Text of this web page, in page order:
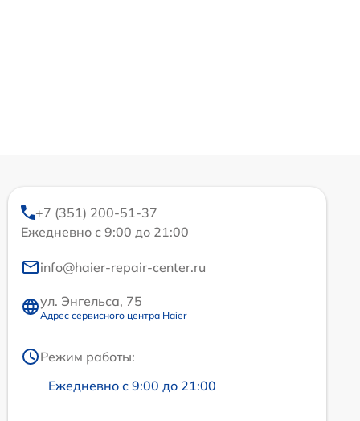
+7 (351) 200-51-37
Ежедневно с 9:00 до 21:00
info@haier-repair-center.ru
ул. Энгельса, 75
Адрес сервисного центра Haier
Режим работы:
Ежедневно с 9:00 до 21:00